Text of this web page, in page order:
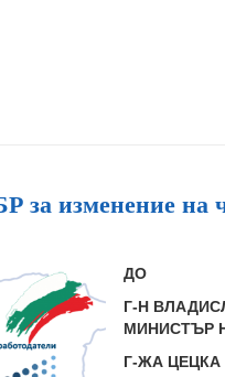
за изменение на
ДО
Г-Н
МИНИСТЪР
Г-ЖА ЦЕЦКА